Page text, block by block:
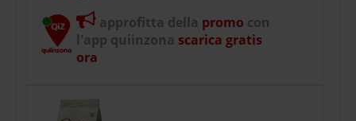
approfitta della promo con
l'app quiinzona scarica gratis
ora